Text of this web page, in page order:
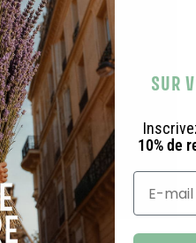
SUR
10% de